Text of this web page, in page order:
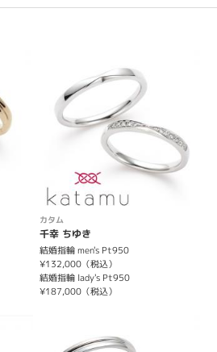
カタム
千幸 ちゆき
結婚指輪 men's Pt950
¥132,000（税込）
結婚指輪 lady's Pt950
¥187,000（税込）